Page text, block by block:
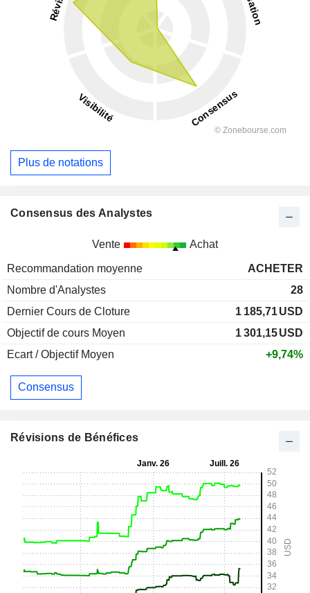
Plus de notations
Consensus des Analystes
Vente Achat
Recommandation moyenne
ACHETER
Nombre d'Analystes
28
Dernier Cours de Cloture
1 185,71USD
Objectif de cours Moyen
1 301,15USD
Ecart / Objectif Moyen
+9,74%
Consensus
Révisions de Bénéfices